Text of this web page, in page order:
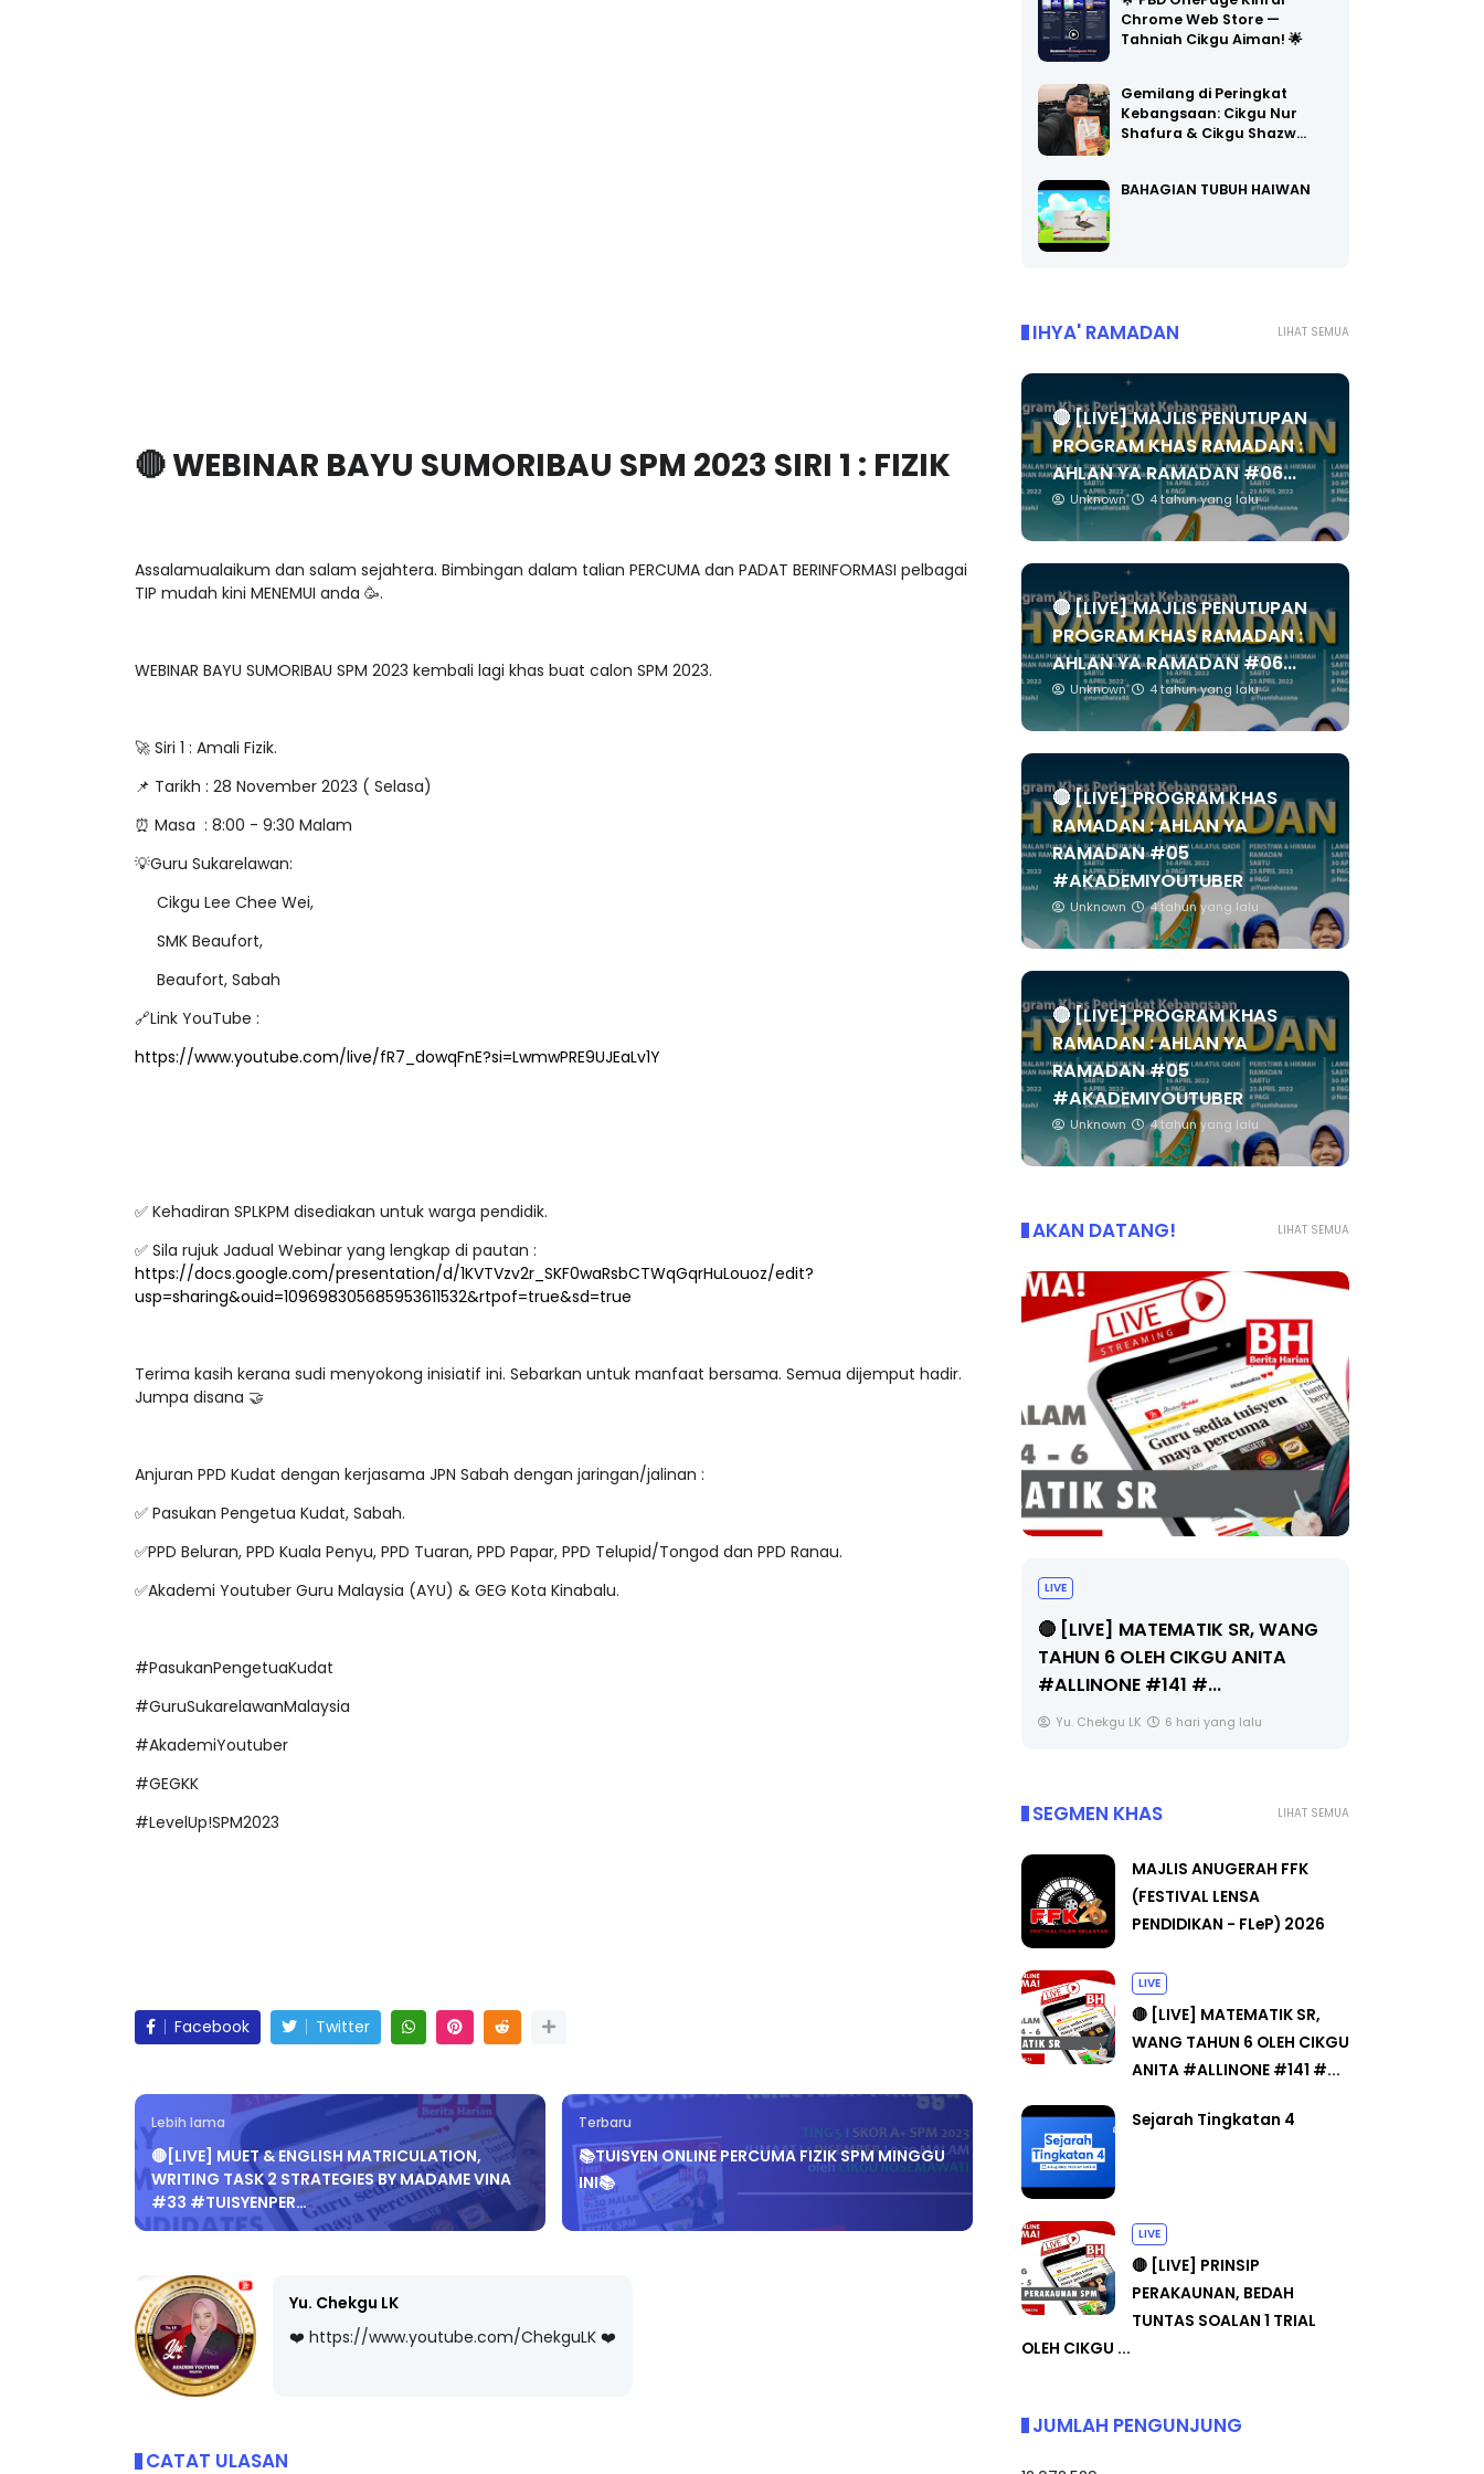
🔴 WEBINAR BAYU SUMORIBAU SPM 2023 SIRI 1 : FIZIK
Assalamualaikum dan salam sejahtera. Bimbingan dalam talian PERCUMA dan PADAT BERINFORMASI pelbagai
TIP mudah kini MENEMUI anda 🥳.
WEBINAR BAYU SUMORIBAU SPM 2023 kembali lagi khas buat calon SPM 2023.
🚀 Siri 1 : Amali Fizik.
📌 Tarikh : 28 November 2023 ( Selasa)
⏰ Masa : 8:00 - 9:30 Malam
💡Guru Sukarelawan:
Cikgu Lee Chee Wei,
SMK Beaufort,
Beaufort, Sabah
🔗Link YouTube :
https://www.youtube.com/live/fR7_dowqFnE?si=LwmwPRE9UJEaLv1Y
✅ Kehadiran SPLKPM disediakan untuk warga pendidik.
✅ Sila rujuk Jadual Webinar yang lengkap di pautan :
https://docs.google.com/presentation/d/1KVTVzv2r_SKF0waRsbCTWqGqrHuLouoz/edit?
usp=sharing&ouid=109698305685953611532&rtpof=true&sd=true
Terima kasih kerana sudi menyokong inisiatif ini. Sebarkan untuk manfaat bersama. Semua dijemput hadir.
Jumpa disana 🤝
Anjuran PPD Kudat dengan kerjasama JPN Sabah dengan jaringan/jalinan :
✅ Pasukan Pengetua Kudat, Sabah.
✅PPD Beluran, PPD Kuala Penyu, PPD Tuaran, PPD Papar, PPD Telupid/Tongod dan PPD Ranau.
✅Akademi Youtuber Guru Malaysia (AYU) & GEG Kota Kinabalu.
#PasukanPengetuaKudat
#GuruSukarelawanMalaysia
#AkademiYoutuber
#GEGKK
#LevelUp!SPM2023
Facebook Twitter
Lebih lama
🔴[LIVE] MUET & ENGLISH MATRICULATION,
WRITING TASK 2 STRATEGIES BY MADAME VINA
#33 #TUISYENPER…
Terbaru
📚TUISYEN ONLINE PERCUMA FIZIK SPM MINGGU
INI📚
Yu. Chekgu LK
❤️ https://www.youtube.com/ChekguLK ❤️
CATAT ULASAN
Chrome Web Store —
Tahniah Cikgu Aiman! 🌟
Gemilang di Peringkat
Kebangsaan: Cikgu Nur
Shafura & Cikgu Shazw…
BAHAGIAN TUBUH HAIWAN
LIHAT SEMUA
IHYA' RAMADAN
🔴 [LIVE] MAJLIS PENUTUPAN
PROGRAM KHAS RAMADAN :
AHLAN YA RAMADAN #06...
Unknown 4 tahun yang lalu
🔴 [LIVE] MAJLIS PENUTUPAN
PROGRAM KHAS RAMADAN :
AHLAN YA RAMADAN #06...
Unknown 4 tahun yang lalu
🔴 [LIVE] PROGRAM KHAS
RAMADAN : AHLAN YA
RAMADAN #05
#AKADEMIYOUTUBER
Unknown 4 tahun yang lalu
🔴 [LIVE] PROGRAM KHAS
RAMADAN : AHLAN YA
RAMADAN #05
#AKADEMIYOUTUBER
Unknown 4 tahun yang lalu
LIHAT SEMUA
AKAN DATANG!
TUNTAS SOALAN 1 TRIAL
BICARA PROFESIONAL 8 :
LIVE
🔴 [LIVE] MATEMATIK SR, WANG
TAHUN 6 OLEH CIKGU ANITA
#ALLINONE #141 #...
Yu. Chekgu LK 6 hari yang lalu
LIHAT SEMUA
SEGMEN KHAS
MAJLIS ANUGERAH FFK
(FESTIVAL LENSA
PENDIDIKAN - FLeP) 2026
LIVE
🔴 [LIVE] MATEMATIK SR,
WANG TAHUN 6 OLEH CIKGU
ANITA #ALLINONE #141 #...
Sejarah Tingkatan 4
LIVE
🔴 [LIVE] PRINSIP
PERAKAUNAN, BEDAH
TUNTAS SOALAN 1 TRIAL
OLEH CIKGU ...
JUMLAH PENGUNJUNG